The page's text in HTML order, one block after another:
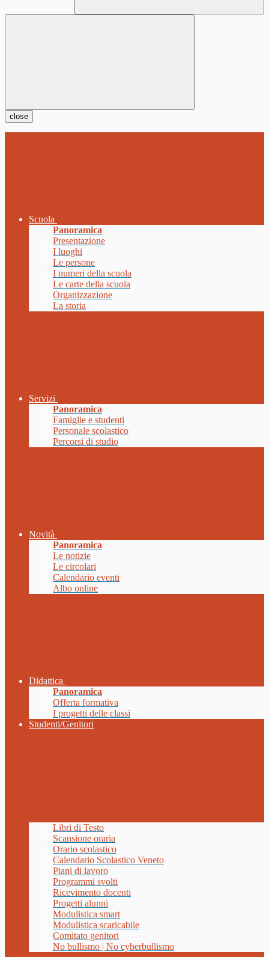
close
Scuola
Panoramica
Presentazione
I luoghi
Le persone
I numeri della scuola
Le carte della scuola
Organizzazione
La storia
Servizi
Panoramica
Famiglie e studenti
Personale scolastico
Percorsi di studio
Novità
Panoramica
Le notizie
Le circolari
Calendario eventi
Albo online
Didattica
Panoramica
Offerta formativa
I progetti delle classi
Studenti/Genitori
Libri di Testo
Scansione oraria
Orario scolastico
Calendario Scolastico Veneto
Piani di lavoro
Programmi svolti
Ricevimento docenti
Progetti alunni
Modulistica smart
Modulistica scaricabile
Comitato genitori
No bullismo | No cyberbullismo